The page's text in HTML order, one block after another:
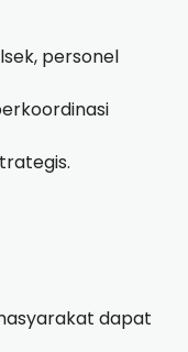
personel
dapat